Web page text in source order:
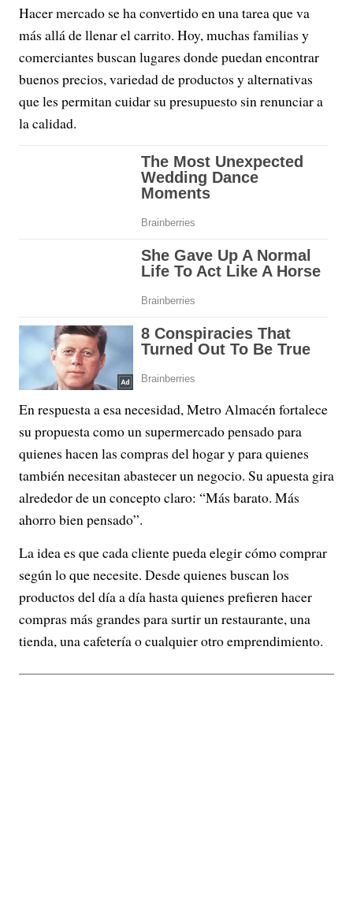
Hacer mercado se ha convertido en una tarea que va
más allá de llenar el carrito. Hoy, muchas familias y
comerciantes buscan lugares donde puedan encontrar
buenos precios, variedad de productos y alternativas
que les permitan cuidar su presupuesto sin renunciar a
la calidad.
En respuesta a esa necesidad, Metro Almacén fortalece
su propuesta como un supermercado pensado para
quienes hacen las compras del hogar y para quienes
también necesitan abastecer un negocio. Su apuesta gira
alrededor de un concepto claro: “Más barato. Más
ahorro bien pensado”.
La idea es que cada cliente pueda elegir cómo comprar
según lo que necesite. Desde quienes buscan los
productos del día a día hasta quienes prefieren hacer
compras más grandes para surtir un restaurante, una
tienda, una cafetería o cualquier otro emprendimiento.